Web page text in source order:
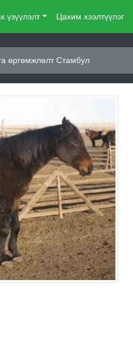
үзүүлэлт Цахим хээлтүүлэг
өргөмжлөлт Стамбул